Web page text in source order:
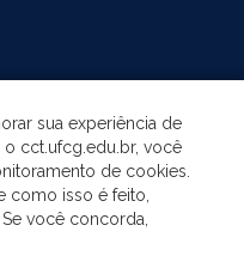
sua experiência de
cct.ufcg.edu.br, você
de cookies.
como isso é feito,
você concorda,